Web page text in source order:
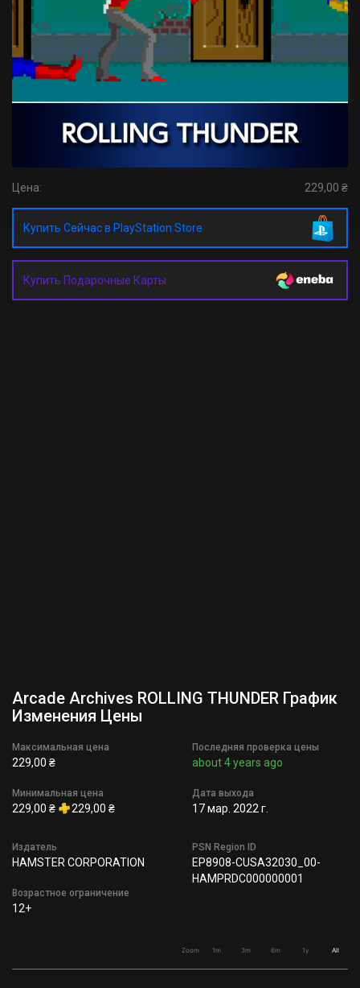
Цена: 229,00 ₴
Купить Сейчас в PlayStation Store
Купить Подарочные Карты
Arcade Archives ROLLING THUNDER График
Изменения Цены
Максимальная цена
229,00 ₴
Минимальная цена
229,00 ₴ 229,00 ₴
Последняя проверка цены
about 4 years ago
Дата выхода
17 мар. 2022 г.
Издатель
HAMSTER CORPORATION
Возрастное ограничение
12+
PSN Region ID
EP8908-CUSA32030_00-
HAMPRDC000000001
Zoom 1m 3m 6m 1y All